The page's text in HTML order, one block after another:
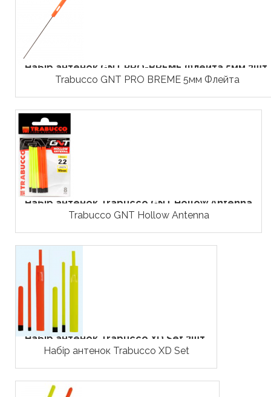
Набір антенок GNT PRO-BREME Флейта 5мм 3шт.
Trabucco GNT PRO BREME 5мм Флейта
Набір антенок Trabucco GNT Hollow Antenna
Trabucco GNT Hollow Antenna
Набір антенок Trabucco XD Set 3шт.
Набір антенок Trabucco XD Set